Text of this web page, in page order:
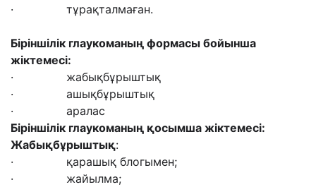
· тұрақталмаған.
Біріншілік глаукоманың формасы бойынша
жіктемесі:
· жабықбұрыштық
· ашықбұрыштық
· аралас
Біріншілік глаукоманың қосымша жіктемесі:
Жабықбұрыштық:
· қарашық блогымен;
· жайылма;